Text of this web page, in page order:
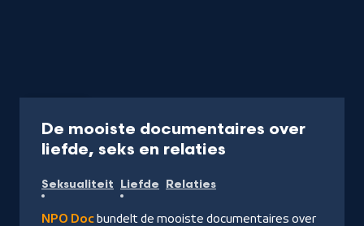
De mooiste documentaires over
liefde, seks en relaties
Seksualiteit Liefde Relaties
NPO Docbundelt de mooiste documentaires over